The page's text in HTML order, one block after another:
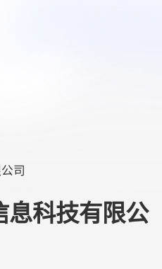
息科技有限公